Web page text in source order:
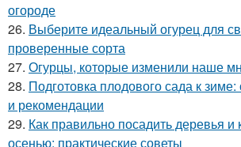
огороде
26. Выберите идеальный огурец для
проверенные сорта
27. Огурцы, которые изменили наше
28. Подготовка плодового сада к
и рекомендации
29. Как правильно посадить деревья и
осенью: практические советы